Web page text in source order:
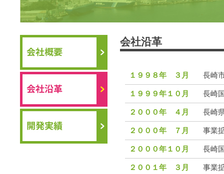
会社沿革
１９９８年 ３月 長崎
１９９９年１０月 長崎
２０００年 ４月 長崎
２０００年 ７月 事業
２０００年１０月 長崎
２００１年 ３月 事業